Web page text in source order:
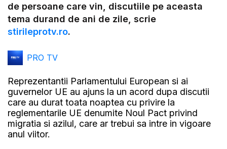
de persoane care vin, discutiile pe aceasta
tema durand de ani de zile, scrie
stirileprotv.ro.
PRO TV
Reprezentantii Parlamentului European si ai
guvernelor UE au ajuns la un acord dupa discutii
care au durat toata noaptea cu privire la
reglementarile UE denumite Noul Pact privind
migratia si azilul, care ar trebui sa intre in vigoare
anul viitor.